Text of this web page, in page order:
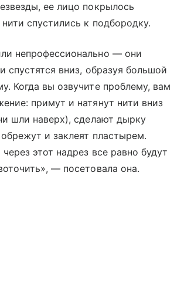
ее лицо покрылось
спустились к подбородку.
непрофессионально — они
спустятся вниз, образуя большой
Когда вы озвучите проблему, вам
примут и натянут нити вниз
шли наверх), сделают дырку
и заклеят пластырем.
этот надрез все равно будут
— посетовала она.